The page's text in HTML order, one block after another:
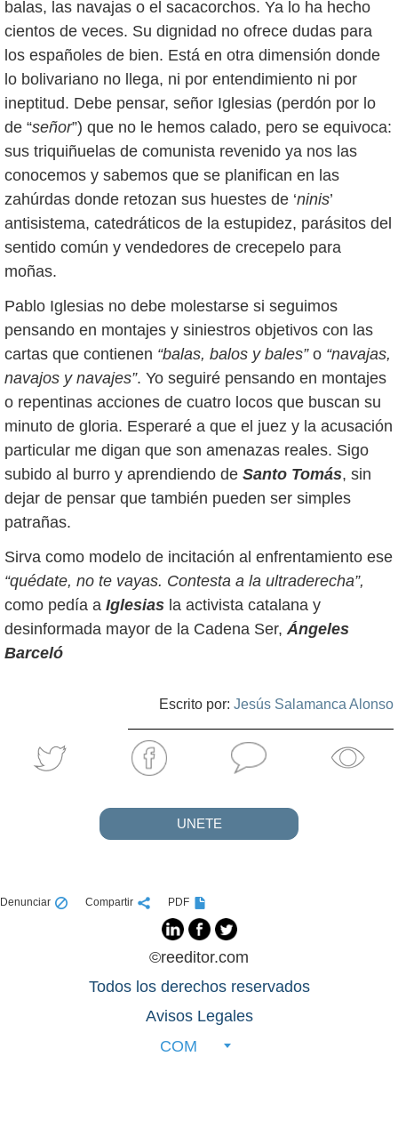
balas, las navajas o el sacacorchos. Ya lo ha hecho
cientos de veces. Su dignidad no ofrece dudas para
los españoles de bien. Está en otra dimensión donde
lo bolivariano no llega, ni por entendimiento ni por
ineptitud. Debe pensar, señor Iglesias (perdón por lo
de “señor”) que no le hemos calado, pero se equivoca:
sus triquiñuelas de comunista revenido ya nos las
conocemos y sabemos que se planifican en las
zahúrdas donde retozan sus huestes de ‘ninis’
antisistema, catedráticos de la estupidez, parásitos del
sentido común y vendedores de crecepelo para
moñas.
Pablo Iglesias no debe molestarse si seguimos
pensando en montajes y siniestros objetivos con las
cartas que contienen “balas, balos y bales”o “navajas,
navajos y navajes”. Yo seguiré pensando en montajes
o repentinas acciones de cuatro locos que buscan su
minuto de gloria. Esperaré a que el juez y la acusación
particular me digan que son amenazas reales. Sigo
subido al burro y aprendiendo de Santo Tomás, sin
dejar de pensar que también pueden ser simples
patrañas.
Sirva como modelo de incitación al enfrentamiento ese
“quédate, no te vayas. Contesta a la ultraderecha”,
como pedía a Iglesias la activista catalana y
desinformada mayor de la Cadena Ser,Ángeles
Barceló
Escrito por: Jesús Salamanca Alonso
UNETE
Denunciar Compartir PDF
©reeditor.com
Todos los derechos reservados
Avisos Legales